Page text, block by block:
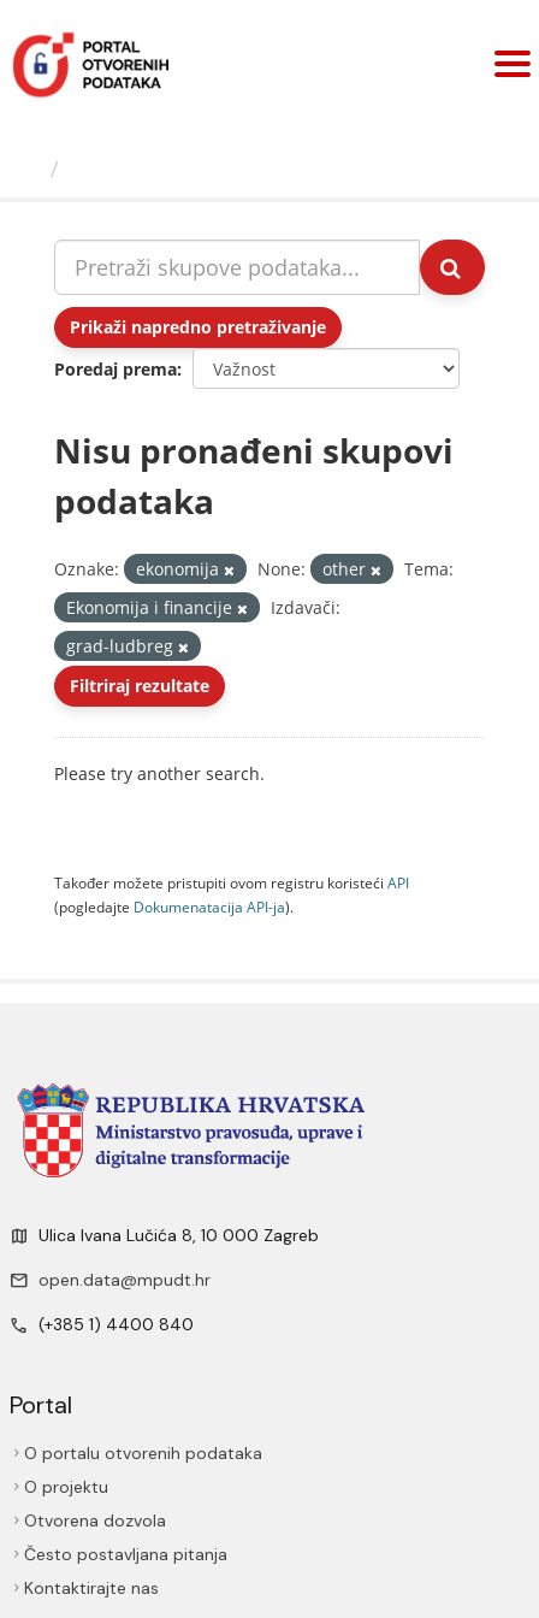
sadržaj
Prikaži napredno pretraživanje
Poredaj prema
Nisu pronađeni skupovi
podataka
Oznake: ekonomija None: other
Tema:
Ekonomija i financije
Izdavači:
grad-ludbreg
Filtriraj rezultate
Please try another search.
Također možete pristupiti ovom registru koristeći API
(pogledajte Dokumenаtаcijа API-jа).